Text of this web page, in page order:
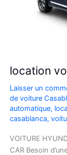
location
Laisser un
de voiture
automatique,
casablanca,
VOITURE
CAR Besoin